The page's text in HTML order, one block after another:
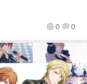
0 0